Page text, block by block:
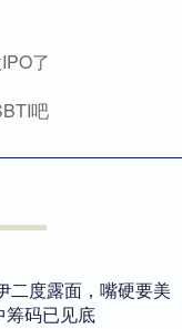
了
吧
二度露面，嘴硬要美
筹码已见底